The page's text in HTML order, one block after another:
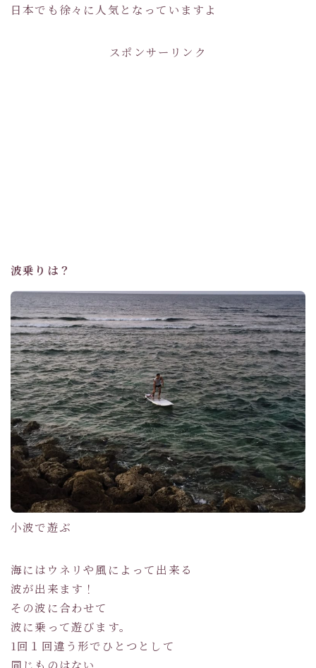
日本でも徐々に人気となっていますよ
スポンサーリンク
波乗りは？
小波で遊ぶ
海にはウネリや風によって出来る
波が出来ます！
その波に合わせて
波に乗って遊びます。
1回１回違う形でひとつとして
同じものはない